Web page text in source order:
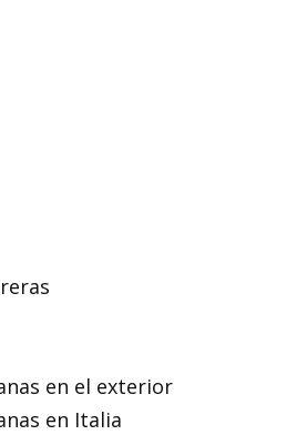
en el exterior
en Italia